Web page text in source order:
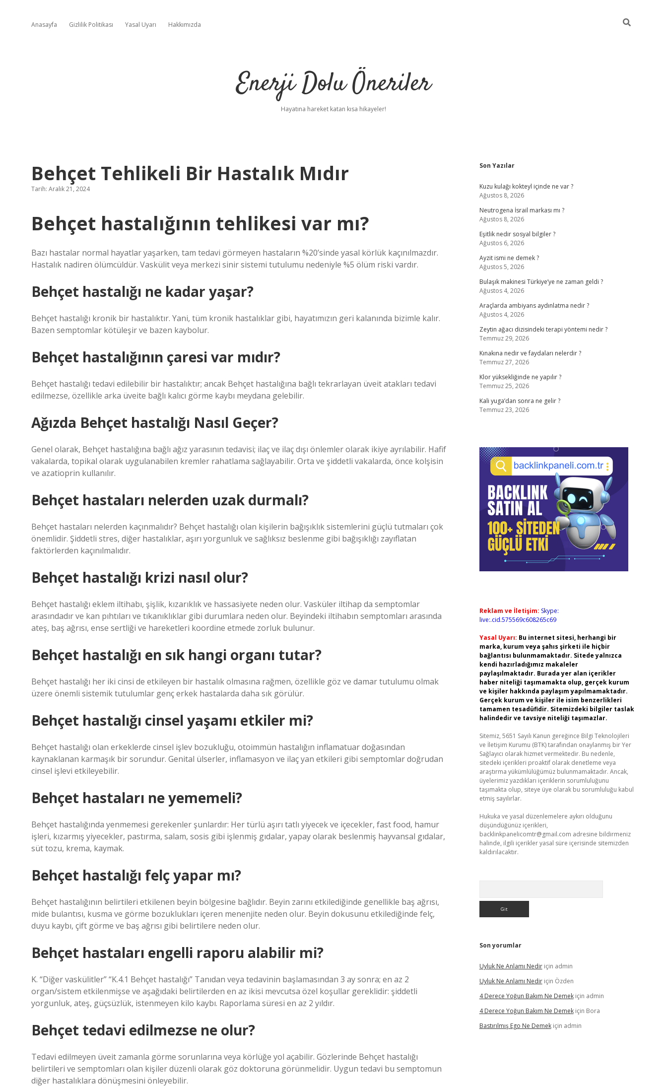
Anasayfa Gizlilik Politikası Yasal Uyarı Hakkımızda
Enerji Dolu Öneriler
Hayatına hareket katan kısa hikayeler!
Behçet Tehlikeli Bir Hastalık Mıdır
Tarih: Aralık 21, 2024
Behçet hastalığının tehlikesi var mı?
Bazı hastalar normal hayatlar yaşarken, tam tedavi görmeyen hastaların %20’sinde yasal körlük kaçınılmazdır.
Hastalık nadiren ölümcüldür. Vaskülit veya merkezi sinir sistemi tutulumu nedeniyle %5 ölüm riski vardır.
Behçet hastalığı ne kadar yaşar?
Behçet hastalığı kronik bir hastalıktır. Yani, tüm kronik hastalıklar gibi, hayatımızın geri kalanında bizimle kalır.
Bazen semptomlar kötüleşir ve bazen kaybolur.
Behçet hastalığının çaresi var mıdır?
Behçet hastalığı tedavi edilebilir bir hastalıktır; ancak Behçet hastalığına bağlı tekrarlayan üveit atakları tedavi
edilmezse, özellikle arka üveite bağlı kalıcı görme kaybı meydana gelebilir.
Ağızda Behçet hastalığı Nasıl Geçer?
Genel olarak, Behçet hastalığına bağlı ağız yarasının tedavisi; ilaç ve ilaç dışı önlemler olarak ikiye ayrılabilir. Hafif
vakalarda, topikal olarak uygulanabilen kremler rahatlama sağlayabilir. Orta ve şiddetli vakalarda, önce kolşisin
ve azatioprin kullanılır.
Behçet hastaları nelerden uzak durmalı?
Behçet hastaları nelerden kaçınmalıdır? Behçet hastalığı olan kişilerin bağışıklık sistemlerini güçlü tutmaları çok
önemlidir. Şiddetli stres, diğer hastalıklar, aşırı yorgunluk ve sağlıksız beslenme gibi bağışıklığı zayıflatan
faktörlerden kaçınılmalıdır.
Behçet hastalığı krizi nasıl olur?
Behçet hastalığı eklem iltihabı, şişlik, kızarıklık ve hassasiyete neden olur. Vasküler iltihap da semptomlar
arasındadır ve kan pıhtıları ve tıkanıklıklar gibi durumlara neden olur. Beyindeki iltihabın semptomları arasında
ateş, baş ağrısı, ense sertliği ve hareketleri koordine etmede zorluk bulunur.
Behçet hastalığı en sık hangi organı tutar?
Behçet hastalığı her iki cinsi de etkileyen bir hastalık olmasına rağmen, özellikle göz ve damar tutulumu olmak
üzere önemli sistemik tutulumlar genç erkek hastalarda daha sık görülür.
Behçet hastalığı cinsel yaşamı etkiler mi?
Behçet hastalığı olan erkeklerde cinsel işlev bozukluğu, otoimmün hastalığın inflamatuar doğasından
kaynaklanan karmaşık bir sorundur. Genital ülserler, inflamasyon ve ilaç yan etkileri gibi semptomlar doğrudan
cinsel işlevi etkileyebilir.
Behçet hastaları ne yememeli?
Behçet hastalığında yenmemesi gerekenler şunlardır: Her türlü aşırı tatlı yiyecek ve içecekler, fast food, hamur
işleri, kızarmış yiyecekler, pastırma, salam, sosis gibi işlenmiş gıdalar, yapay olarak beslenmiş hayvansal gıdalar,
süt tozu, krema, kaymak.
Behçet hastalığı felç yapar mı?
Behçet hastalığının belirtileri etkilenen beyin bölgesine bağlıdır. Beyin zarını etkilediğinde genellikle baş ağrısı,
mide bulantısı, kusma ve görme bozuklukları içeren menenjite neden olur. Beyin dokusunu etkilediğinde felç,
duyu kaybı, çift görme ve baş ağrısı gibi belirtilere neden olur.
Behçet hastaları engelli raporu alabilir mi?
K. “Diğer vaskülitler” “K.4.1 Behçet hastalığı” Tanıdan veya tedavinin başlamasından 3 ay sonra; en az 2
organ/sistem etkilenmişse ve aşağıdaki belirtilerden en az ikisi mevcutsa özel koşullar gereklidir: şiddetli
yorgunluk, ateş, güçsüzlük, istenmeyen kilo kaybı. Raporlama süresi en az 2 yıldır.
Behçet tedavi edilmezse ne olur?
Tedavi edilmeyen üveit zamanla görme sorunlarına veya körlüğe yol açabilir. Gözlerinde Behçet hastalığı
belirtileri ve semptomları olan kişiler düzenli olarak göz doktoruna görünmelidir. Uygun tedavi bu semptomun
diğer hastalıklara dönüşmesini önleyebilir.
Sidebar
Son Yazılar
Kuzu kulağı kokteyl içinde ne var ?
Ağustos 8, 2026
Neutrogena İsrail markası mı ?
Ağustos 8, 2026
Eşitlik nedir sosyal bilgiler ?
Ağustos 6, 2026
Ayzit ismi ne demek ?
Ağustos 5, 2026
Bulaşık makinesi Türkiye’ye ne zaman geldi ?
Ağustos 4, 2026
Araçlarda ambiyans aydınlatma nedir ?
Ağustos 4, 2026
Zeytin ağacı dizisindeki terapi yöntemi nedir ?
Temmuz 29, 2026
Kınakına nedir ve faydaları nelerdir ?
Temmuz 27, 2026
Klor yüksekliğinde ne yapılır ?
Temmuz 25, 2026
Kali yuga’dan sonra ne gelir ?
Temmuz 23, 2026
Reklam ve İletişim: Skype:
live:.cid.575569c608265c69
Yasal Uyarı: Bu internet sitesi, herhangi bir
marka, kurum veya şahıs şirketi ile hiçbir
bağlantısı bulunmamaktadır. Sitede yalnızca
kendi hazırladığımız makaleler
paylaşılmaktadır. Burada yer alan içerikler
haber niteliği taşımamakta olup, gerçek kurum
ve kişiler hakkında paylaşım yapılmamaktadır.
Gerçek kurum ve kişiler ile isim benzerlikleri
tamamen tesadüfidir. Sitemizdeki bilgiler taslak
halindedir ve tavsiye niteliği taşımazlar.
Sitemiz, 5651 Sayılı Kanun gereğince Bilgi Teknolojileri
ve İletişim Kurumu (BTK) tarafından onaylanmış bir Yer
Sağlayıcı olarak hizmet vermektedir. Bu nedenle,
sitedeki içerikleri proaktif olarak denetleme veya
araştırma yükümlülüğümüz bulunmamaktadır. Ancak,
üyelerimiz yazdıkları içeriklerin sorumluluğunu
taşımakta olup, siteye üye olarak bu sorumluluğu kabul
etmiş sayılırlar.
Hukuka ve yasal düzenlemelere aykırı olduğunu
düşündüğünüz içerikleri,
backlinkpanelicomtr@gmail.com adresine bildirmeniz
halinde, ilgili içerikler yasal süre içerisinde sitemizden
kaldırılacaktır.
Son yorumlar
Uyluk Ne Anlamı Nediriçin admin
Uyluk Ne Anlamı Nediriçin Özden
4 Derece Yoğun Bakım Ne Demekiçin admin
4 Derece Yoğun Bakım Ne Demekiçin Bora
Bastırılmış Ego Ne Demekiçin admin